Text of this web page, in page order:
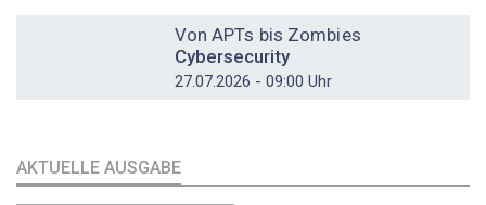
Von APTs bis Zombies
Cybersecurity
27.07.2026 - 09:00 Uhr
AKTUELLE AUSGABE